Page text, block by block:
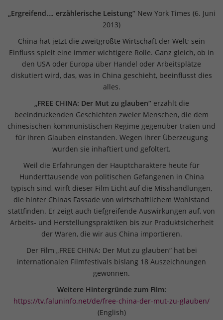
„Ergreifend…. erzählerische Leistung“ New York Times (6. Juni
2013)
China hat jetzt die zweitgrößte Wirtschaft der Welt; sein
Einfluss spielt eine immer wichtigere Rolle. Ganz gleich, ob in
den USA oder Europa über Handel oder Arbeitsplätze
diskutiert wird, das, was in China geschieht, beeinflusst dies
alles.
„FREE CHINA: Der Mut zu glauben“ erzählt die
beeindruckenden Geschichten zweier Menschen, die dem
chinesischen kommunistischen Regime gegenüber traten und
für ihren Glauben einstanden. Wegen ihrer Überzeugung
wurden sie inhaftiert und gefoltert.
Weil die Erfahrungen der Hauptcharaktere heute für
Hunderttausende von politischen Gefangenen in China
typisch sind, wirft dieser Film Licht auf die Misshandlungen,
die hinter Chinas Fassade von wirtschaftlichem Wohlstand
stattfinden. Er zeigt auch tiefgreifende Auswirkungen auf, von
Arbeits- und Herstellungspraktiken bis zur Produktsicherheit
der Waren, die wir aus China importieren.
Der Film „FREE CHINA: Der Mut zu glauben“ hat bei
internationalen Filmfestivals bislang 18 Auszeichnungen
gewonnen.
Weitere Hintergründe zum Film:
https://tv.faluninfo.net/de/free-china-der-mut-zu-glauben/
(English)